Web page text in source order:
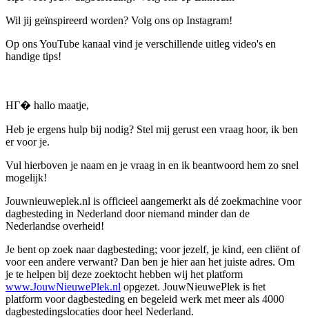
Wil jij geïnspireerd worden? Volg ons op Instagram!
Op ons YouTube kanaal vind je verschillende uitleg video's en
handige tips!
HГ� hallo maatje,
Heb je ergens hulp bij nodig? Stel mij gerust een vraag hoor, ik ben
er voor je.
Vul hierboven je naam en je vraag in en ik beantwoord hem zo snel
mogelijk!
Jouwnieuweplek.nl is officieel aangemerkt als dé zoekmachine voor
dagbesteding in Nederland door niemand minder dan de
Nederlandse overheid!
Je bent op zoek naar dagbesteding; voor jezelf, je kind, een cliënt of
voor een andere verwant? Dan ben je hier aan het juiste adres. Om
je te helpen bij deze zoektocht hebben wij het platform
www.JouwNieuwePlek.nl opgezet. JouwNieuwePlek is het
platform voor dagbesteding en begeleid werk met meer als 4000
dagbestedingslocaties door heel Nederland.